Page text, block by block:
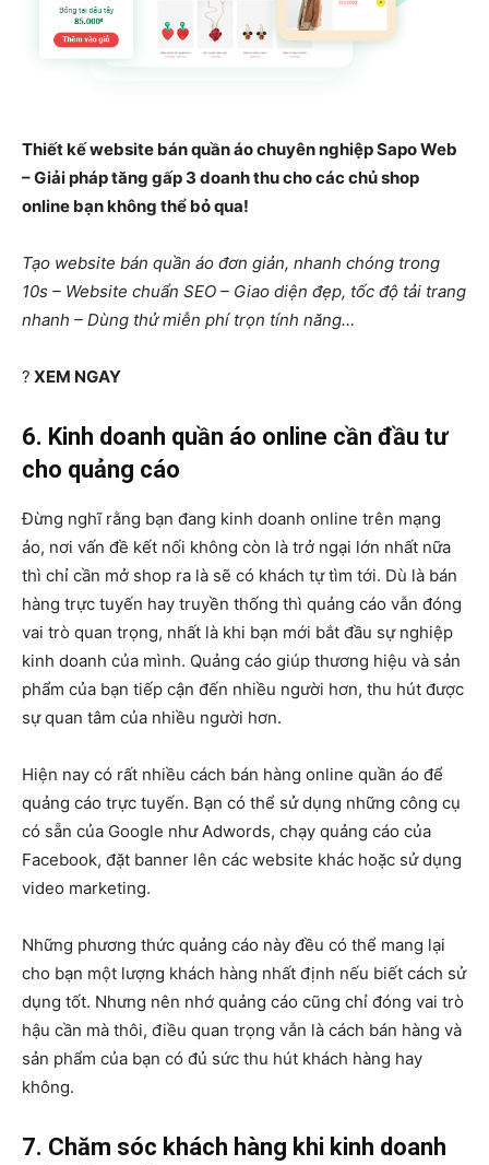
Thiết kế website bán quần áo chuyên nghiệp Sapo Web
– Giải pháp tăng gấp 3 doanh thu cho các chủ shop
online bạn không thể bỏ qua!
Tạo website bán quần áo đơn giản, nhanh chóng trong
10s – Website chuẩn SEO – Giao diện đẹp, tốc độ tải trang
nhanh – Dùng thử miễn phí trọn tính năng…
? XEM NGAY
6. Kinh doanh quần áo online cần đầu tư
cho quảng cáo
Đừng nghĩ rằng bạn đang kinh doanh online trên mạng
ảo, nơi vấn đề kết nối không còn là trở ngại lớn nhất nữa
thì chỉ cần mở shop ra là sẽ có khách tự tìm tới. Dù là bán
hàng trực tuyến hay truyền thống thì quảng cáo vẫn đóng
vai trò quan trọng, nhất là khi bạn mới bắt đầu sự nghiệp
kinh doanh của mình. Quảng cáo giúp thương hiệu và sản
phẩm của bạn tiếp cận đến nhiều người hơn, thu hút được
sự quan tâm của nhiều người hơn.
Hiện nay có rất nhiều cách bán hàng online quần áo để
quảng cáo trực tuyến. Bạn có thể sử dụng những công cụ
có sẵn của Google như Adwords, chạy quảng cáo của
Facebook, đặt banner lên các website khác hoặc sử dụng
video marketing.
Những phương thức quảng cáo này đều có thể mang lại
cho bạn một lượng khách hàng nhất định nếu biết cách sử
dụng tốt. Nhưng nên nhớ quảng cáo cũng chỉ đóng vai trò
hậu cần mà thôi, điều quan trọng vẫn là cách bán hàng và
sản phẩm của bạn có đủ sức thu hút khách hàng hay
không.
7. Chăm sóc khách hàng khi kinh doanh